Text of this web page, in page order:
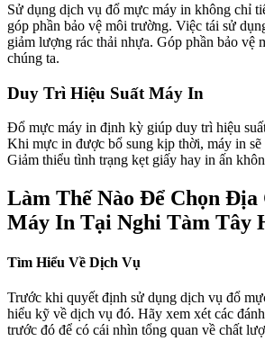
Sử dụng dịch vụ đổ mực máy in không chỉ
góp phần bảo vệ môi trường. Việc tái sử
giảm lượng rác thải nhựa. Góp phần bảo vệ
chúng ta.
Duy Trì Hiệu Suất Máy In
Đổ mực máy in định kỳ giúp duy trì hiệu
Khi mực in được bổ sung kịp thời, máy in sẽ
Giảm thiểu tình trạng kẹt giấy hay in ấn
Làm Thế Nào Để Chọn
Máy In Tại Nghi Tàm Tây
Tìm Hiểu Về Dịch Vụ
Trước khi quyết định sử dụng dịch vụ đổ
hiểu kỹ về dịch vụ đó. Hãy xem xét các
trước đó để có cái nhìn tổng quan về chất